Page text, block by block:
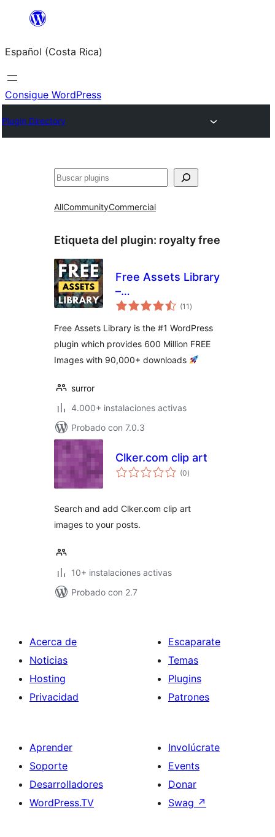
Saltar
contenido
Español (Costa Rica)
Consigue WordPress
Plugin Directory
Buscar
AllCommunityCommercial
Etiqueta del plugin: royalty free
Free Assets Library
–
Openverse/Pixabay
Images
(11 total
de
)
Free Assets Library is the #1 WordPress
plugin which provides 600 Million FREE
Images with 90,000+ downloads
surror
4.000+ instalaciones activas
Probado con 7.0.3
Clker.com clip art
(0total
de
)
Search and add Clker.com clip art
images to your posts.
10+ instalaciones activas
Probado con 2.7
Acerca de
Noticias
Hosting
Privacidad
Escaparate
Temas
Plugins
Patrones
Aprender
Soporte
Desarrolladores
WordPress.TV
Involúcrate
Events
Donar
Swag ↗